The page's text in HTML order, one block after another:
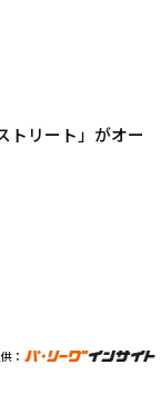
トリート」がオー
：